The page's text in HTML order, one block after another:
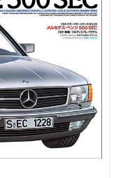
キ｜Suzuki
｜Mazda Roadster